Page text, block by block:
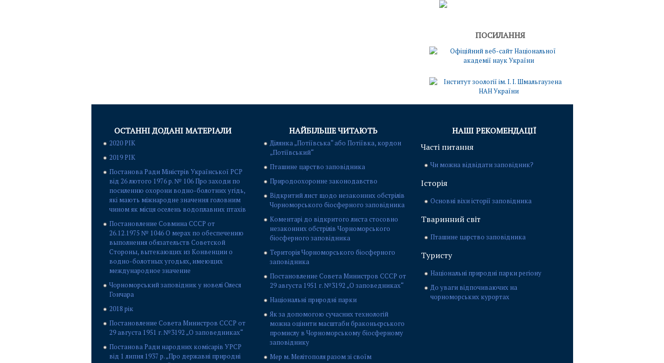
ПОСИЛАННЯ
ОСТАННІ ДОДАНІ МАТЕРІАЛИ
2020 РІК
2019 РІК
Постанова Ради Міністрів Української РСР
від 26 лютого 1976 р. № 106 Про заходи по
посиленню охорони водно-болотних угідь,
які мають міжнародне значення головним
чином як місця оселень водоплавних птахів
Постановление Совмина СССР от
26.12.1975 № 1046 О мерах по обеспечению
выполнения обязательств Советской
Стороны, вытекающих из Конвенции о
водно-болотных угодьях, имеющих
международное значение
Чорноморський заповідник у новелі Олеся
Гончара
2018 рік
Постановление Совета Министров СССР от
29 августа 1951 г. №3192 „О заповедниках“
Постанова Ради народних комісарів УРСР
від 1 липня 1937 р. „Про державні природні
НАЙБІЛЬШЕ ЧИТАЮТЬ
Ділянка „Потіївська“ або Потіївка, кордон
„Потіївський“
Пташине царство заповідника
Природоохоронне законодавство
Відкритий лист щодо незаконних обстрілів
Чорноморського біосферного заповідника
Коментарі до відкритого листа стосовно
незаконних обстрілів Чорноморського
біосферного заповідника
Територія Чорноморського біосферного
заповідника
Постановление Совета Министров СССР от
29 августа 1951 г. №3192 „О заповедниках“
Національні природні парки
Як за допомогою сучасних технологій
можна оцінити масштаби браконьєрського
промислу в Чорноморському біосферному
заповіднику
Мер м. Мелітополя разом зі своїм
НАШІ РЕКОМЕНДАЦІЇ
Часті питання
Чи можна відвідати заповідник?
Історія
Основні віхи історії заповідника
Тваринний світ
Пташине царство заповідника
Туристу
Національні природні парки регіону
До уваги відпочиваючих на
чорноморських курортах